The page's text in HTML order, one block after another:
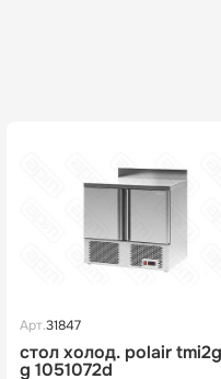
Арт.31847
стол холод. polair
g 1051072d